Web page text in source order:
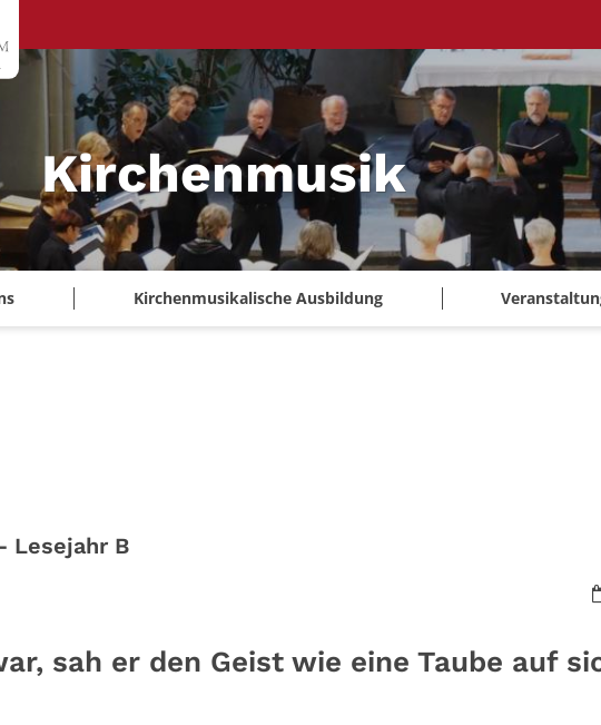
Kirchenmusik
Kirchenmusikalische Ausbildung
Lesejahr B
sah er den Geist wie eine Taube auf